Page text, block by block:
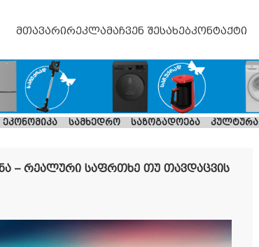
მთავარირეკლამაჩვენ შესახებკონტაქტი
ეკონომიკა სამხედრო საზოგადოება კულტურა
– რეალური საფრთხე თუ თავდაცვის